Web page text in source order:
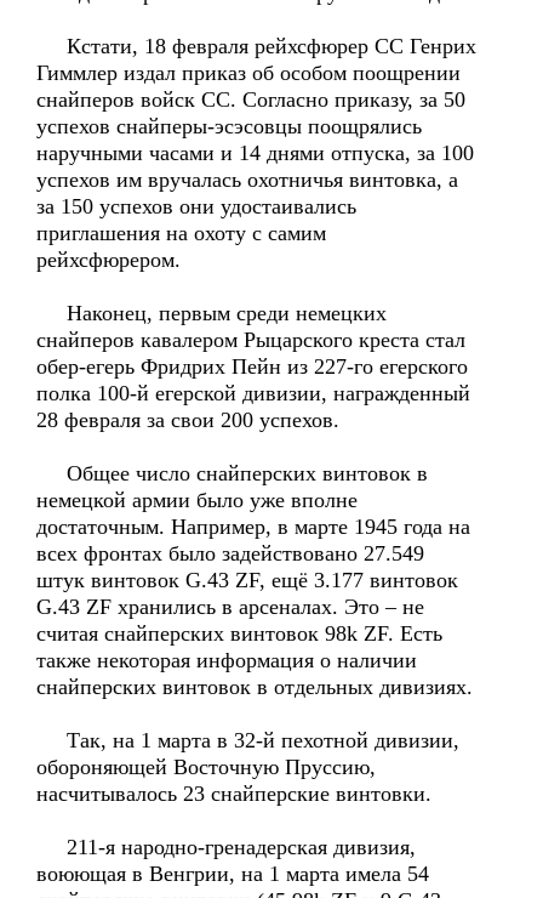
Кстати, 18 февраля рейхсфюрер СС Генрих
Гиммлер издал приказ об особом поощрении
снайперов войск СС. Согласно приказу, за 50
успехов снайперы-эсэсовцы поощрялись
наручными часами и 14 днями отпуска, за 100
успехов им вручалась охотничья винтовка, а
за 150 успехов они удостаивались
приглашения на охоту с самим
рейхсфюрером.
Наконец, первым среди немецких
снайперов кавалером Рыцарского креста стал
обер-егерь Фридрих Пейн из 227-го егерского
полка 100-й егерской дивизии, награжденный
28 февраля за свои 200 успехов.
Общее число снайперских винтовок в
немецкой армии было уже вполне
достаточным. Например, в марте 1945 года на
всех фронтах было задействовано 27.549
штук винтовок G.43 ZF, ещё 3.177 винтовок
G.43 ZF хранились в арсеналах. Это – не
считая снайперских винтовок 98k ZF. Есть
также некоторая информация о наличии
снайперских винтовок в отдельных дивизиях.
Так, на 1 марта в 32-й пехотной дивизии,
обороняющей Восточную Пруссию,
насчитывалось 23 снайперские винтовки.
211-я народно-гренадерская дивизия,
воюющая в Венгрии, на 1 марта имела 54